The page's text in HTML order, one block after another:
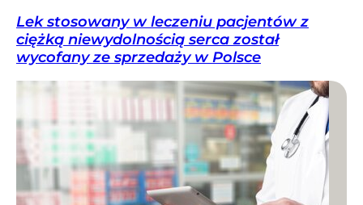
Lek stosowany w leczeniu pacjentów z
ciężką niewydolnością serca został
wycofany ze sprzedaży w Polsce